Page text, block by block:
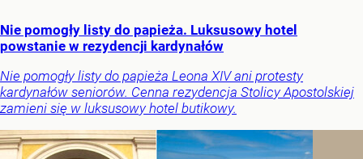
Nie pomogły listy do papieża. Luksusowy hotel
powstanie w rezydencji kardynałów
Nie pomogły listy do papieża Leona XIV ani protesty
kardynałów seniorów. Cenna rezydencja Stolicy Apostolskiej
zamieni się w luksusowy hotel butikowy.